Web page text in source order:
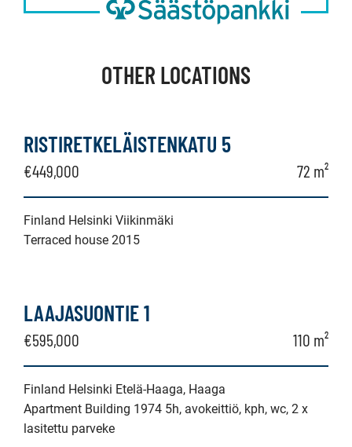
OTHER LOCATIONS
RISTIRETKELÄISTENKATU 5
€449,000 72 m²
Finland Helsinki Viikinmäki
Terraced house 2015
LAAJASUONTIE 1
€595,000 110 m²
Finland Helsinki Etelä-Haaga, Haaga
Apartment Building 1974 5h, avokeittiö, kph, wc, 2 x
lasitettu parveke